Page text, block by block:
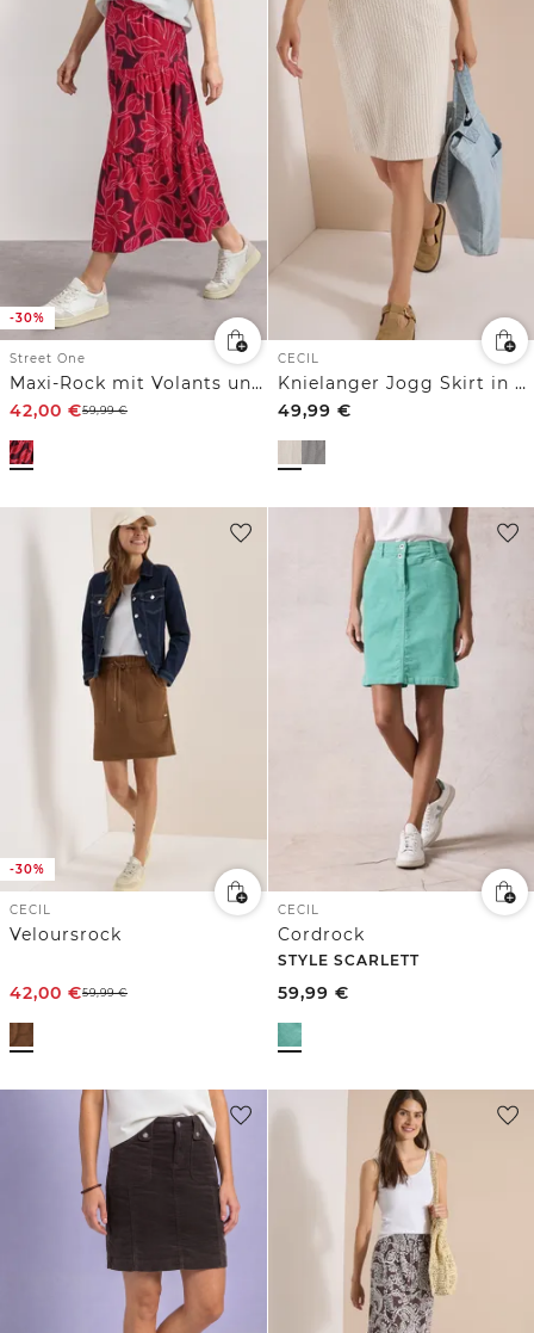
-30%
Street One
Maxi-Rock mit Volants und Print
42,00 €59,99€
CECIL
Knielanger Jogg Skirt in Seersucker-Qualität
49,99 €
-30%
CECIL
Veloursrock
42,00 €59,99€
CECIL
Cordrock
STYLE SCARLETT
59,99 €